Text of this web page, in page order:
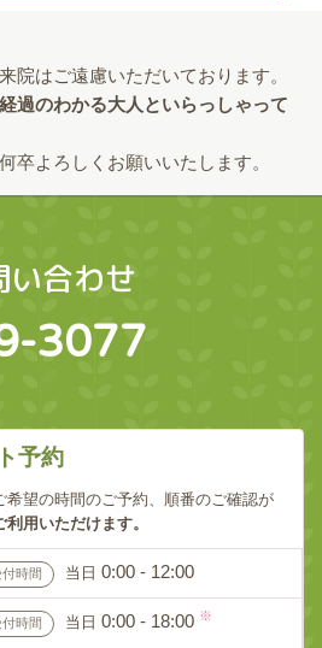
院はご遠慮いただいております。
過のわかる大人といらっしゃって
卒よろしくお願いいたします。
い合わせ
3077
予約
希望の時間のご予約、順番のご確認が
用いただけます。
付時間 当日 0:00 - 12:00
付時間 当日 0:00 - 18:00 ※